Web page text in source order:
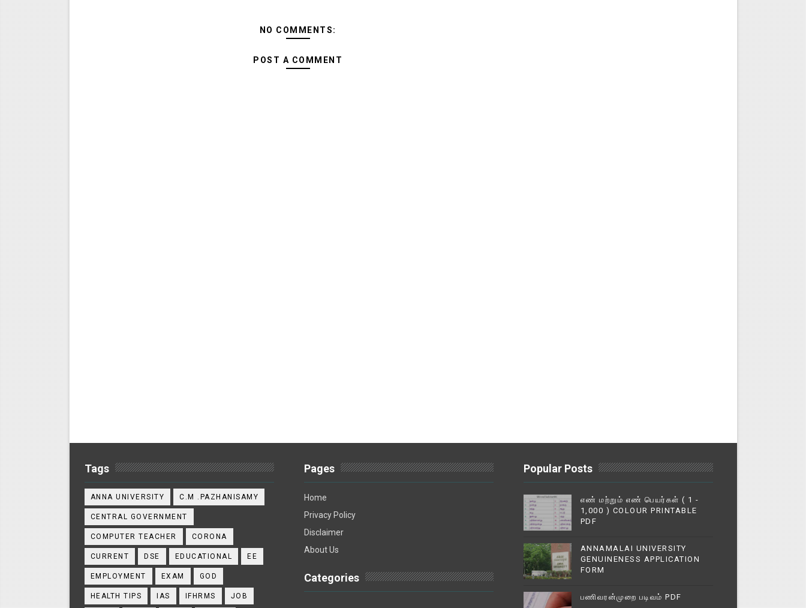
NO COMMENTS:
POST A COMMENT
Tags
ANNA UNIVERSITY C.M .PAZHANISAMY
CENTRAL GOVERNMENT
COMPUTER TEACHER CORONA
CURRENT DSE EDUCATIONAL EE
EMPLOYMENT EXAM GOD
HEALTH TIPS IAS IFHRMS JOB
Pages
Home
Privacy Policy
Disclaimer
About Us
Categories
Popular Posts
எண் மற்றும் எண் பெயர்கள் ( 1 -
1,000 ) COLOUR PRINTABLE
PDF
ANNAMALAI UNIVERSITY
GENUINENESS APPLICATION
FORM
பணிவரன்முறை படிவம் PDF